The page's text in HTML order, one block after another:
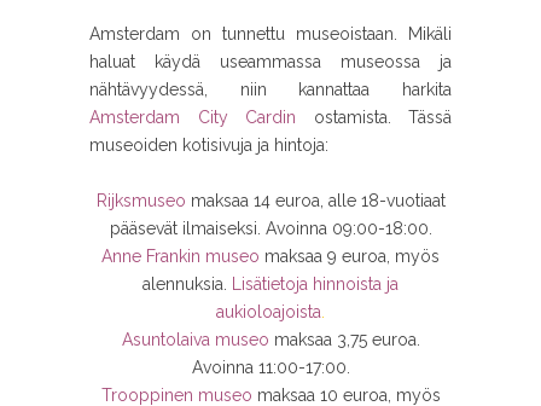
Amsterdam on tunnettu museoistaan. Mikäli
haluat käydä useammassa museossa ja
nähtävyydessä, niin kannattaa harkita
Amsterdam City Cardin ostamista. Tässä
museoiden kotisivuja ja hintoja:
Rijksmuseo maksaa 14 euroa, alle 18-vuotiaat
pääsevät ilmaiseksi. Avoinna 09:00-18:00.
Anne Frankin museo maksaa 9 euroa, myös
alennuksia.
Lisätietoja hinnoista ja
aukioloajoista
Asuntolaiva museo maksaa 3,75 euroa.
Avoinna 11:00-17:00.
Trooppinen museo maksaa 10 euroa, myös